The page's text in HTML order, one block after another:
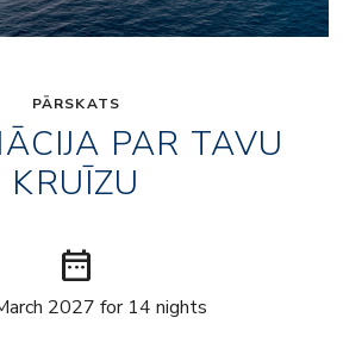
PĀRSKATS
PAR TAVU
KRUĪZU
date_range
2027 for 14 nights